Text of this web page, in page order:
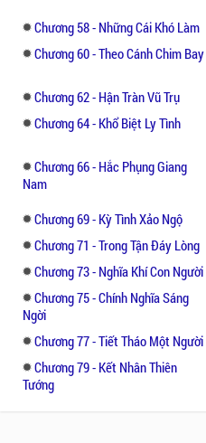
Chương 58 - Những Cái Khó Làm
Chương 60 - Theo Cánh Chim Bay
Chương 62 - Hận Tràn Vũ Trụ
Chương 64 - Khổ Biệt Ly Tình
Chương 66 - Hắc Phụng Giang
Nam
Chương 69 - Kỳ Tình Xảo Ngộ
Chương 71 - Trong Tận Đáy Lòng
Chương 73 - Nghĩa Khí Con Người
Chương 75 - Chính Nghĩa Sáng
Ngời
Chương 77 - Tiết Tháo Một Người
Chương 79 - Kết Nhân Thiên
Tướng